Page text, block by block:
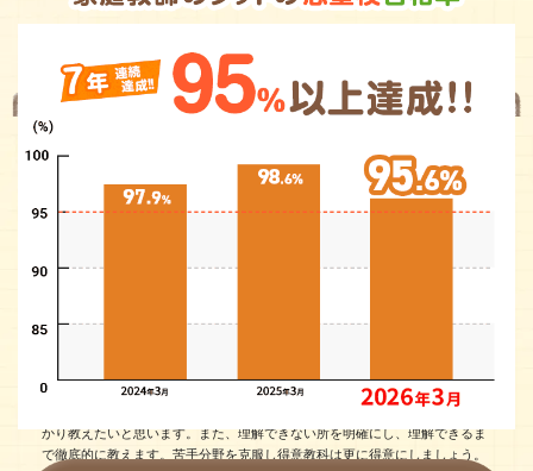
部活動
茶道部・バレー部
夢
医者
将来、医者になるという明確な目標を持って、医学の勉強に励んでいます。
基礎がわからなくては、勉強はどれだけやっても出来ないので、基礎をしっ
かり教えたいと思います。また、理解できない所を明確にし、理解できるま
で徹底的に教えます。苦手分野を克服し得意教科は更に得意にしましょう。